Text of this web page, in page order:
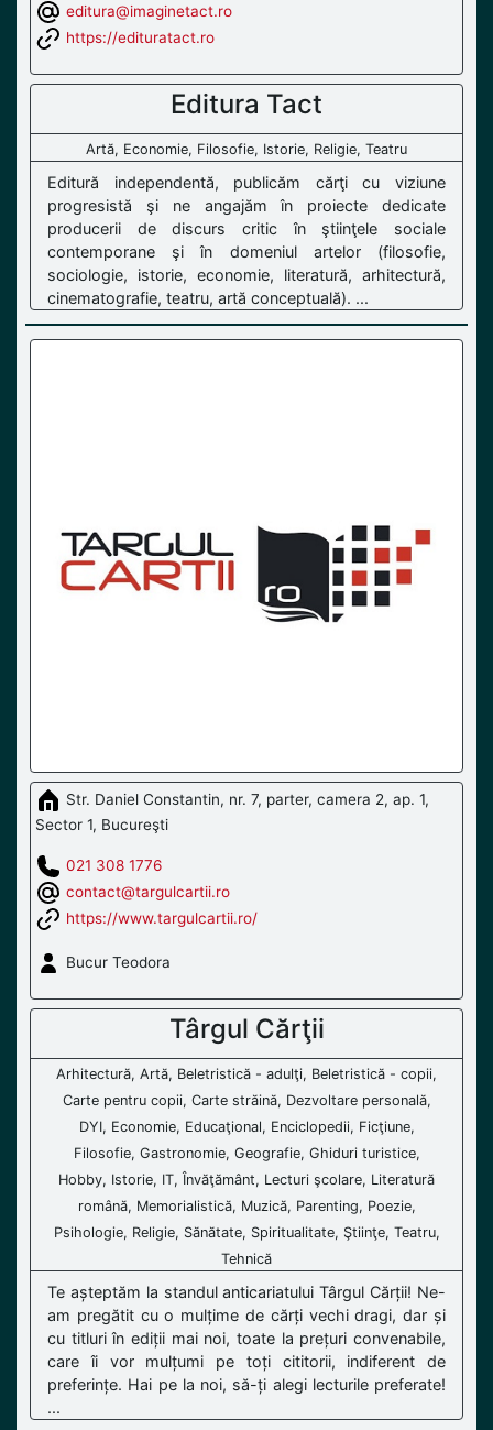
editura@imaginetact.ro
https://edituratact.ro
Editura Tact
Artă, Economie, Filosofie, Istorie, Religie, Teatru
Editură independentă, publicăm cărţi cu viziune
progresistă şi ne angajăm în proiecte dedicate
producerii de discurs critic în ştiinţele sociale
contemporane şi în domeniul artelor (filosofie,
sociologie, istorie, economie, literatură, arhitectură,
cinematografie, teatru, artă conceptuală). ...
Str. Daniel Constantin, nr. 7, parter, camera 2, ap. 1,
Sector 1, Bucureşti
021 308 1776
contact@targulcartii.ro
https://www.targulcartii.ro/
Bucur Teodora
Târgul Cărţii
Arhitectură, Artă, Beletristică - adulţi, Beletristică - copii,
Carte pentru copii, Carte străină, Dezvoltare personală,
DYI, Economie, Educaţional, Enciclopedii, Ficţiune,
Filosofie, Gastronomie, Geografie, Ghiduri turistice,
Hobby, Istorie, IT, Învăţământ, Lecturi şcolare, Literatură
română, Memorialistică, Muzică, Parenting, Poezie,
Psihologie, Religie, Sănătate, Spiritualitate, Ştiinţe, Teatru,
Tehnică
Te așteptăm la standul anticariatului Târgul Cărții! Ne-
am pregătit cu o mulțime de cărți vechi dragi, dar și
cu titluri în ediții mai noi, toate la prețuri convenabile,
care îi vor mulțumi pe toți cititorii, indiferent de
preferințe. Hai pe la noi, să-ți alegi lecturile preferate!
...